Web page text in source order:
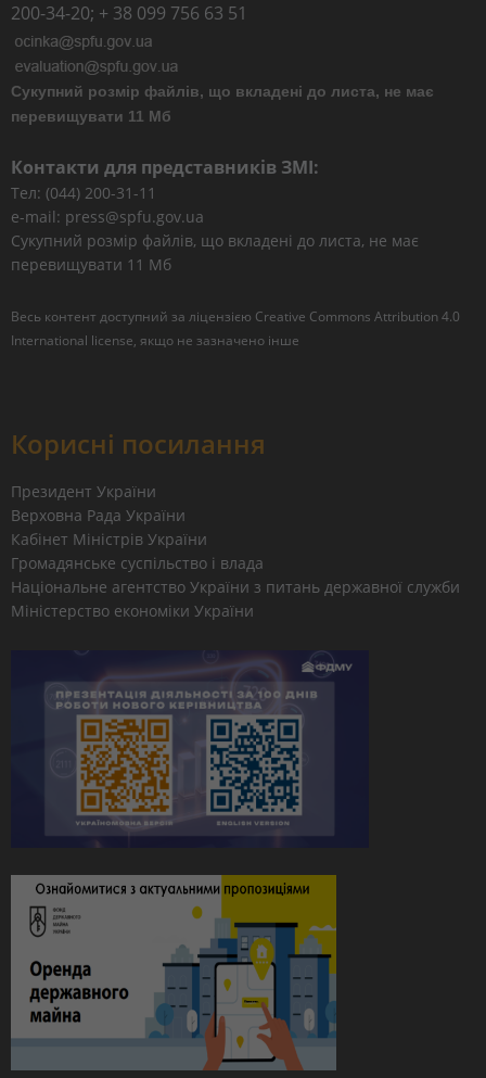
200-34-20; + 38 099 756 63 51
Сукупний розмір файлів, що вкладені до листа, не має
перевищувати 11 Мб
Контакти для представників ЗМІ:
Тел: (044) 200-31-11
e-mail: press@spfu.gov.ua
Сукупний розмір файлів, що вкладені до листа, не має
перевищувати 11 Мб
Весь контент доступний за ліцензією Creative Commons Attribution 4.0
International license, якщо не зазначено інше
Корисні посилання
Президент України
Верховна Рада України
Кабінет Міністрів України
Громадянське суспільство і влада
Національне агентство України з питань державної служби
Міністерство економіки України